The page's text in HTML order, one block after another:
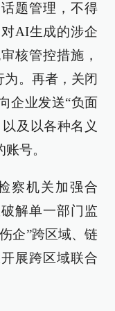
题管理，不得
AI生成的涉企
核管控措施，
为。再者，关闭
企业发送“负面
及以各种名义
号。
察机关加强合
解单一部门监
企”跨区域、链
展跨区域联合